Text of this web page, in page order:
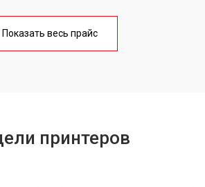
от 2600 ₽
Показать весь прайс
принтеров